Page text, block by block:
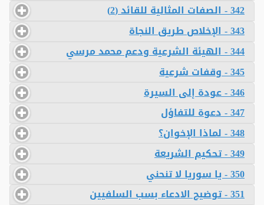
342 - الصفات المثالية للقائد (2)
343 - الإخلاص طريق النجاة
344 - الهيئة الشرعية ودعم محمد مرسي
345 - وقفات شرعية
346 - عودة إلى السيرة
347 - دعوة للتفاؤل
348 - لماذا الإخوان؟
349 - تحكيم الشريعة
350 - يا سوريا لا تنحني
351 - توضيح الادعاء بسب السلفيين